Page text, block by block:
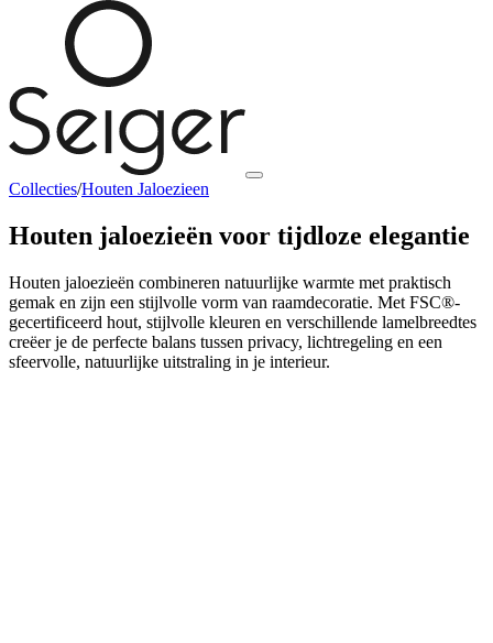
Collecties/Houten Jaloezieen
Houten jaloezieën voor tijdloze elegantie
Houten jaloezieën combineren natuurlijke warmte met praktisch
gemak en zijn een stijlvolle vorm van raamdecoratie. Met FSC®-
gecertificeerd hout, stijlvolle kleuren en verschillende lamelbreedtes
creëer je de perfecte balans tussen privacy, lichtregeling en een
sfeervolle, natuurlijke uitstraling in je interieur.